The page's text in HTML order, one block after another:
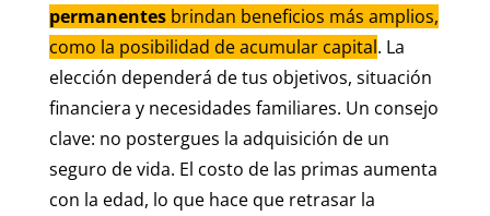
permanentesbrindan beneficios más amplios,
como la posibilidad de acumular capital. La
elección dependerá de tus objetivos, situación
financiera y necesidades familiares. Un consejo
clave: no postergues la adquisición de un
seguro de vida. El costo de las primas aumenta
con la edad, lo que hace que retrasar la